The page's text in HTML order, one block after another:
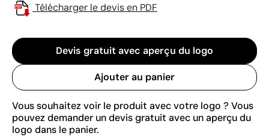
Télécharger le devis en PDF
Devis gratuit avec aperçu du logo
Ajouter au panier
Vous souhaitez voir le produit avec votre logo ? Vous
pouvez demander un devis gratuit avec un aperçu du
logo dans le panier.